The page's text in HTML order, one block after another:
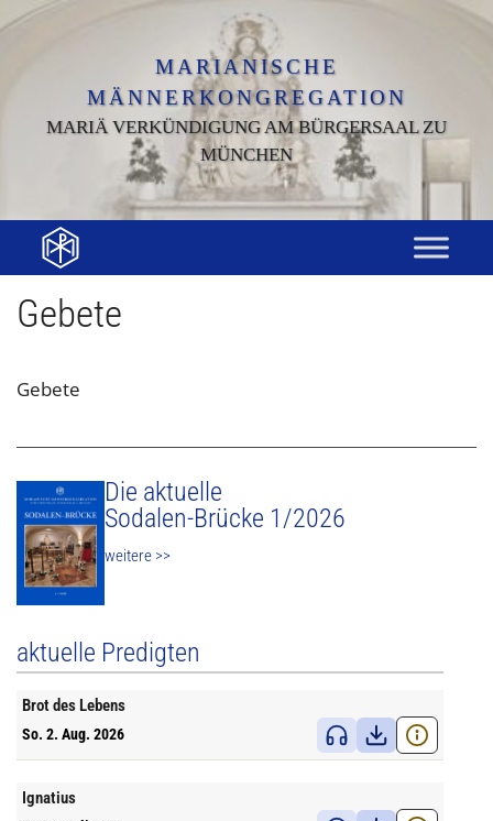
Zum
MARIANISCHE
MÄNNERKONGREGATION
MARIÄ VERKÜNDIGUNG AM BÜRGERSAAL ZU
MÜNCHEN
Gebete
Gebete
Die aktuelle
Sodalen-Brücke 1/2026
weitere >>
aktuelle Predigten
Brot des Lebens
So. 2. Aug. 2026
Ignatius